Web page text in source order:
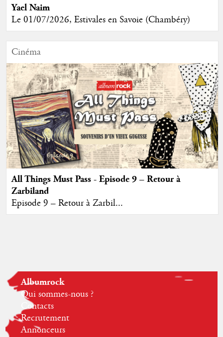
Yael Naim
Le 01/07/2026, Estivales en Savoie (Chambéry)
Cinéma
All Things Must Pass - Episode 9 – Retour à
Zarbiland
Episode 9 – Retour à Zarbil...
Albumrock
Qui sommes-nous ?
Contacts
Recrutement
Annonceurs